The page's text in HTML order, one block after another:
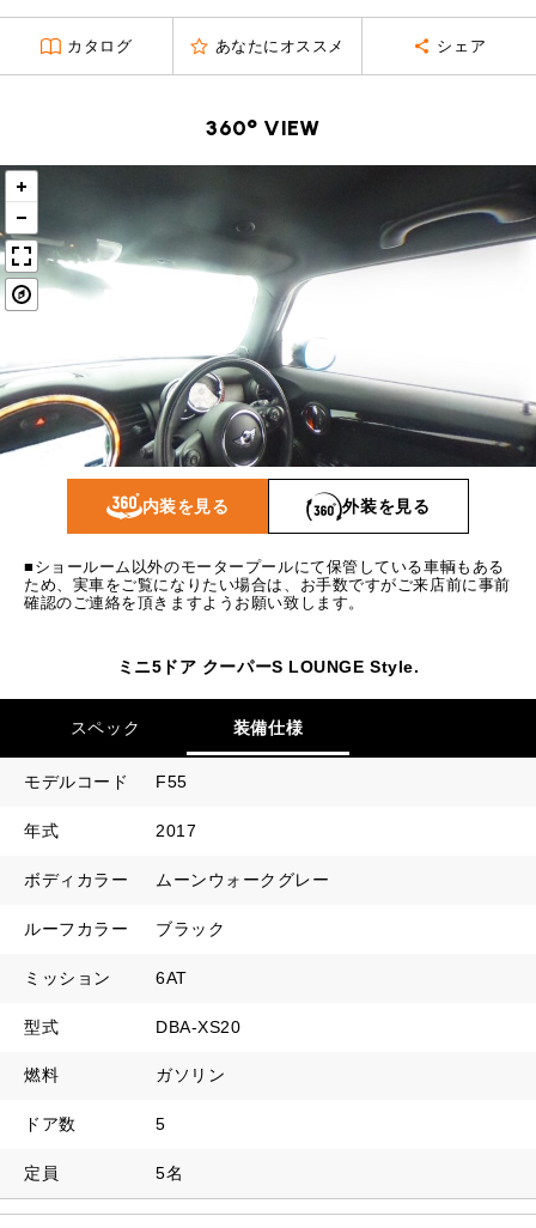
ローバーミニ買取査定依頼
Movie
ローバーミニナレッジ
MAP
工場
お問い合わせ
サービス工場
iR TECH FACTORY
ROVER MINI
iR MAKERS
TEL
MAP
買取
査定依頼
来店予約
残価ローンの場合
総支払額 230.4 万円
頭金 30 万円
残価 47 万円
支払回数
内訳
1回目 12,972 円
2回目以降 9,900
ボーナス月数 14 回
カタログ あなたにオススメ シェア
360° VIEW
内装を見る 外装を見る
■ショールーム以外のモータープールにて保管している車輌もある
ため、実車をご覧になりたい場合は、お手数ですがご来店前に事前
確認のご連絡を頂きますようお願い致します。
ミニ5ドア クーパーS LOUNGE Style.
スペック 装備仕様
モデルコード F55
年式 2017
ボディカラー ムーンウォークグレー
ルーフカラー ブラック
ミッション 6AT
型式 DBA-XS20
燃料 ガソリン
ドア数 5
定員 5名